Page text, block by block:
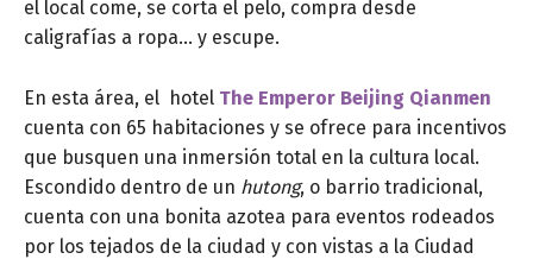
el local come, se corta el pelo, compra desde
caligrafías a ropa… y escupe.
En esta área, el hotel The Emperor Beijing Qianmen
cuenta con 65 habitaciones y se ofrece para incentivos
que busquen una inmersión total en la cultura local.
Escondido dentro de un hutong, o barrio tradicional,
cuenta con una bonita azotea para eventos rodeados
por los tejados de la ciudad y con vistas a la Ciudad